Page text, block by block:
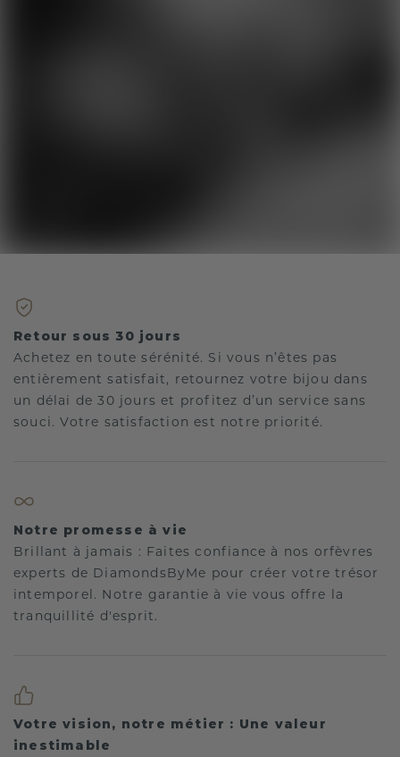
Retour sous 30 jours
Achetez en toute sérénité. Si vous n’êtes pas
entièrement satisfait, retournez votre bijou dans
un délai de 30 jours et profitez d’un service sans
souci. Votre satisfaction est notre priorité.
Notre promesse à vie
Brillant à jamais : Faites confiance à nos orfèvres
experts de DiamondsByMe pour créer votre trésor
intemporel. Notre garantie à vie vous offre la
tranquillité d'esprit.
Votre vision, notre métier : Une valeur
inestimable